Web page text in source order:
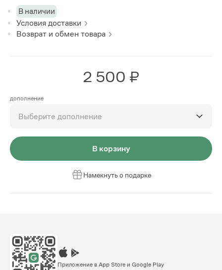
В наличии
Условия доставки
Возврат и обмен товара
2 500 ₽
дополнение
Выберите дополнение
В корзину
Намекнуть о подарке
Приложение в App Store и Google Play